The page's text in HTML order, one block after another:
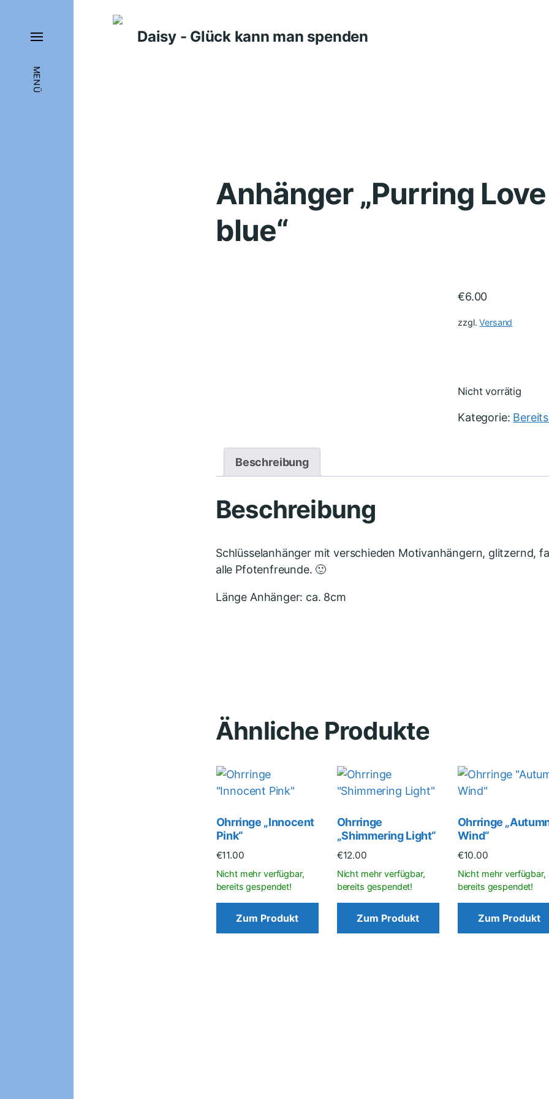
MENÜ
Daisy - Glück kann man spenden
Anhänger „Purring
blue“
€6.00
zzgl.Versand
Nicht vorrätig
Kategorie:
Beschreibung
Beschreibung
Schlüsselanhänger mit verschieden Motivanhängern, glitzernd,
alle Pfotenfreunde. 🙂
Länge Anhänger: ca. 8cm
Ähnliche Produkte
Ohrringe „Innocent
Pink“
€11.00
Zum Produkt
Ohrringe
„Shimmering Light“
€12.00
Zum Produkt
Ohrringe
Wind“
€10.00
Zum Produkt